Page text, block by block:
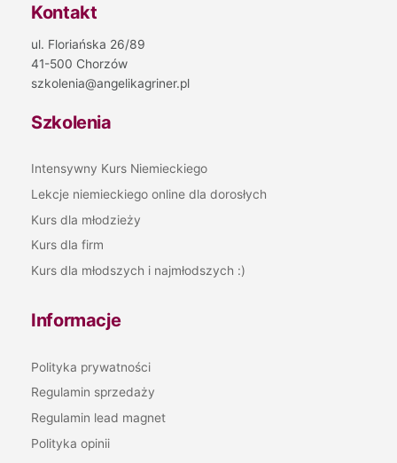
Kontakt
ul. Floriańska 26/89
41-500 Chorzów
szkolenia@angelikagriner.pl
Szkolenia
Intensywny Kurs Niemieckiego
Lekcje niemieckiego online dla dorosłych
Kurs dla młodzieży
Kurs dla firm
Kurs dla młodszych i najmłodszych :)
Informacje
Polityka prywatności
Regulamin sprzedaży
Regulamin lead magnet
Polityka opinii